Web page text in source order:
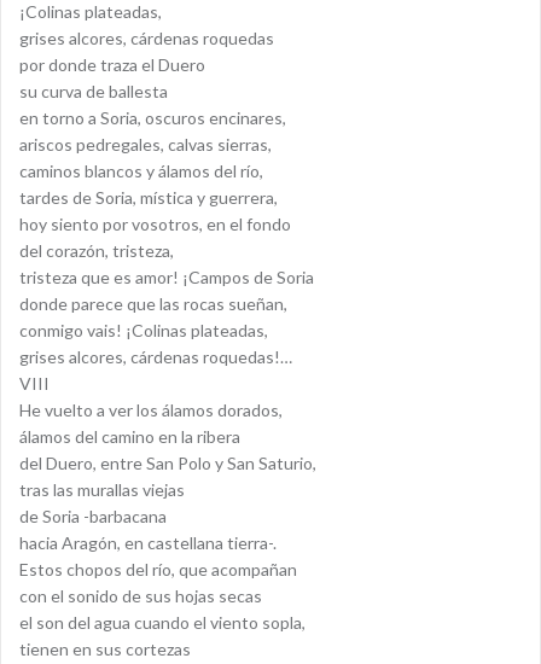
¡Colinas plateadas,
grises alcores, cárdenas roquedas
por donde traza el Duero
su curva de ballesta
en torno a Soria, oscuros encinares,
ariscos pedregales, calvas sierras,
caminos blancos y álamos del río,
tardes de Soria, mística y guerrera,
hoy siento por vosotros, en el fondo
del corazón, tristeza,
tristeza que es amor! ¡Campos de Soria
donde parece que las rocas sueñan,
conmigo vais! ¡Colinas plateadas,
grises alcores, cárdenas roquedas!…
VIII
He vuelto a ver los álamos dorados,
álamos del camino en la ribera
del Duero, entre San Polo y San Saturio,
tras las murallas viejas
de Soria -barbacana
hacia Aragón, en castellana tierra-.
Estos chopos del río, que acompañan
con el sonido de sus hojas secas
el son del agua cuando el viento sopla,
tienen en sus cortezas